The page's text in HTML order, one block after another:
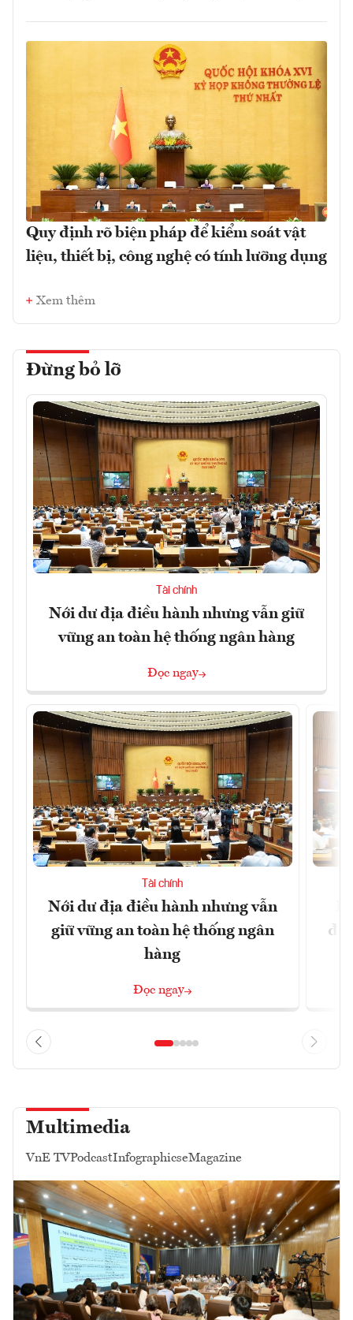
Quy định rõ biện pháp để kiểm soát vật
liệu, thiết bị, công nghệ có tính lưỡng dụng
Xem thêm
Đừng bỏ lỡ
Tài chính
Nới dư địa điều hành nhưng vẫn giữ
vững an toàn hệ thống ngân hàng
Đọc ngay
Tài chính
Nới dư địa điều hành nhưng vẫn
giữ vững an toàn hệ thống ngân
hàng
Đọc ngay
Multimedia
VnE TVPodcastInfographicseMagazine